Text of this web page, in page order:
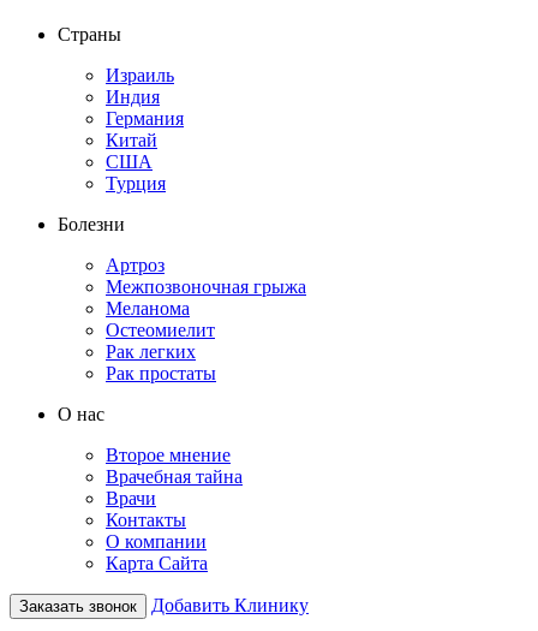
Страны
Израиль
Индия
Германия
Китай
США
Турция
Болезни
Артроз
Межпозвоночная грыжа
Меланома
Остеомиелит
Рак легких
Рак простаты
О нас
Второе мнение
Врачебная тайна
Врачи
Контакты
О компании
Карта Сайта
Заказать звонок Добавить Клинику